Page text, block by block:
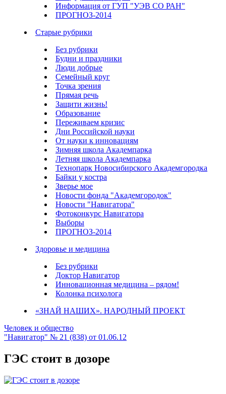
Информация от ГУП "УЭВ СО РАН"
ПРОГНОЗ-2014
Старые рубрики
Без рубрики
Будни и праздники
Люди добрые
Семейный круг
Точка зрения
Прямая речь
Защити жизнь!
Образование
Переживаем кризис
Дни Российской науки
От науки к инновациям
Зимняя школа Академпарка
Летняя школа Академпарка
Технопарк Новосибирского Академгородка
Байки у костра
Зверье мое
Новости фонда "Академгородок"
Новости "Навигатора"
Фотоконкурс Навигатора
Выборы
ПРОГНОЗ-2014
Здоровье и медицина
Без рубрики
Доктор Навигатор
Инновационная медицина – рядом!
Колонка психолога
«ЗНАЙ НАШИХ». НАРОДНЫЙ ПРОЕКТ
Человек и общество
"Навигатор" № 21 (838) от 01.06.12
ГЭС стоит в дозоре